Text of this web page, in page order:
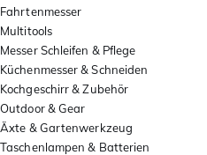
Fahrtenmesser
Multitools
Messer Schleifen & Pflege
Küchenmesser & Schneiden
Kochgeschirr & Zubehör
Outdoor & Gear
Äxte & Gartenwerkzeug
Taschenlampen & Batterien